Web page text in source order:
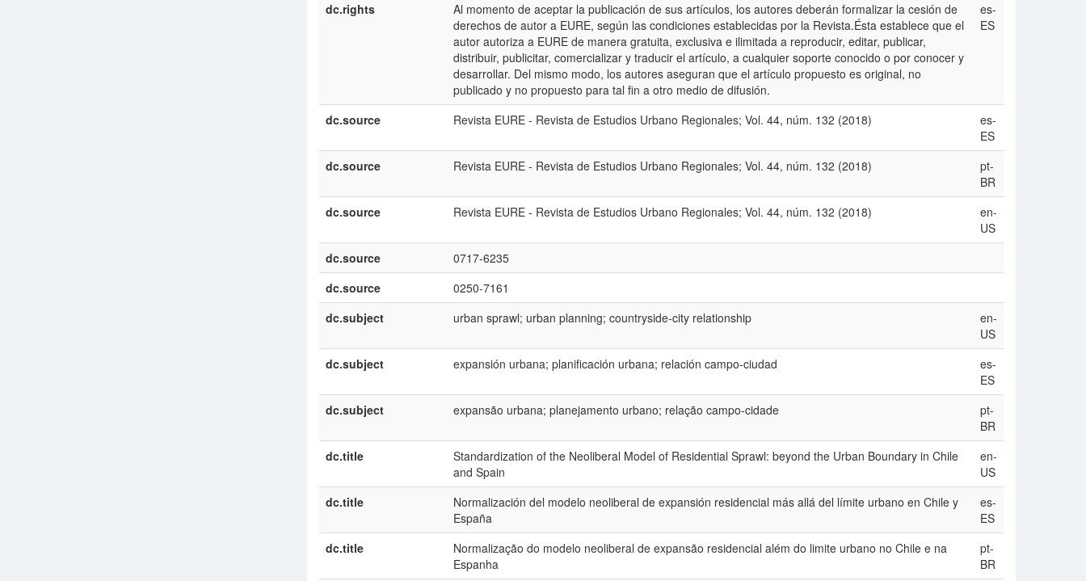
dc.rights
Al momento de aceptar la publicación de sus artículos, los autores deberán formalizar la cesión de
derechos de autor a EURE, según las condiciones establecidas por la Revista.Ésta establece que el
autor autoriza a EURE de manera gratuita, exclusiva e ilimitada a reproducir, editar, publicar,
distribuir, publicitar, comercializar y traducir el artículo, a cualquier soporte conocido o por conocer y
desarrollar. Del mismo modo, los autores aseguran que el artículo propuesto es original, no
publicado y no propuesto para tal fin a otro medio de difusión.
es-
ES
dc.source Revista EURE - Revista de Estudios Urbano Regionales; Vol. 44, núm. 132 (2018)
es-
ES
dc.source
Revista EURE - Revista de Estudios Urbano Regionales; Vol. 44, núm. 132 (2018)
pt-
BR
dc.source
Revista EURE - Revista de Estudios Urbano Regionales; Vol. 44, núm. 132 (2018)
en-
US
dc.source
0717-6235
dc.source
0250-7161
dc.subject
urban sprawl; urban planning; countryside-city relationship
en-
US
dc.subject
expansión urbana; planificación urbana; relación campo-ciudad
es-
ES
dc.subject
expansão urbana; planejamento urbano; relação campo-cidade
pt-
BR
dc.title
Standardization of the Neoliberal Model of Residential Sprawl: beyond the Urban Boundary in Chile
and Spain
en-
US
dc.title
Normalización del modelo neoliberal de expansión residencial más allá del límite urbano en Chile y
España
es-
ES
dc.title
Normalização do modelo neoliberal de expansão residencial além do limite urbano no Chile e na
Espanha
pt-
BR